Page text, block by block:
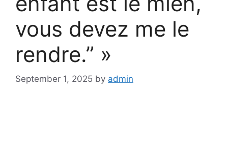
vous devez me le
rendre.” »
September 1, 2025 by admin